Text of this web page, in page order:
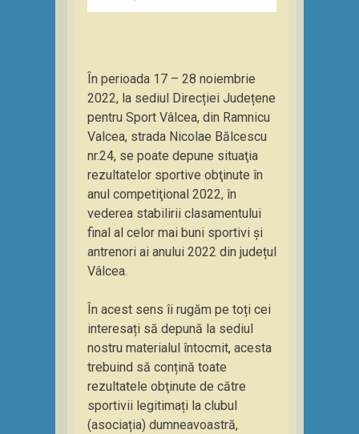
În perioada 17 – 28 noiembrie
2022, la sediul Direcției Județene
pentru Sport Vâlcea, din Ramnicu
Valcea, strada Nicolae Bălcescu
nr.24, se poate depune situaţia
rezultatelor sportive obţinute în
anul competiţional 2022, în
vederea stabilirii clasamentului
final al celor mai buni sportivi și
antrenori ai anului 2022 din județul
Vâlcea.
În acest sens îi rugăm pe toți cei
interesați să depună la sediul
nostru materialul întocmit, acesta
trebuind să conțină toate
rezultatele obţinute de către
sportivii legitimați la clubul
(asociația) dumneavoastră,